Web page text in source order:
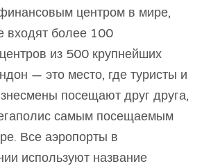
центром в мире,
входят более 100
из 500 крупнейших
— это место, где туристы и
посещают друг друга,
самым посещаемым
Все аэропорты в
используют название